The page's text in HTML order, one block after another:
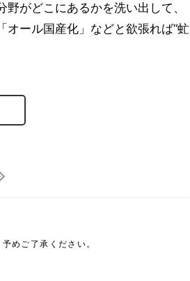
がどこにあるかを洗い出して、
ール国産化」などと欲張れば“虻
めご了承ください。